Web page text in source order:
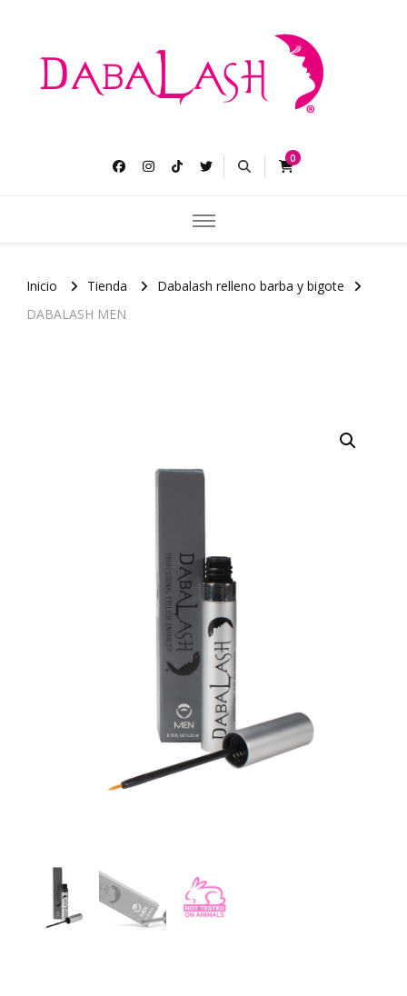
Dabalash
Pestañas más largas gruesas y abundantes.
0
Inicio Tienda
Dabalash relleno barba y bigote
DABALASH MEN